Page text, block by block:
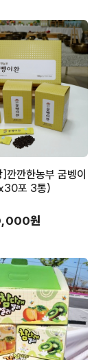
깐깐한농부 굼벵이
포 3통)
원